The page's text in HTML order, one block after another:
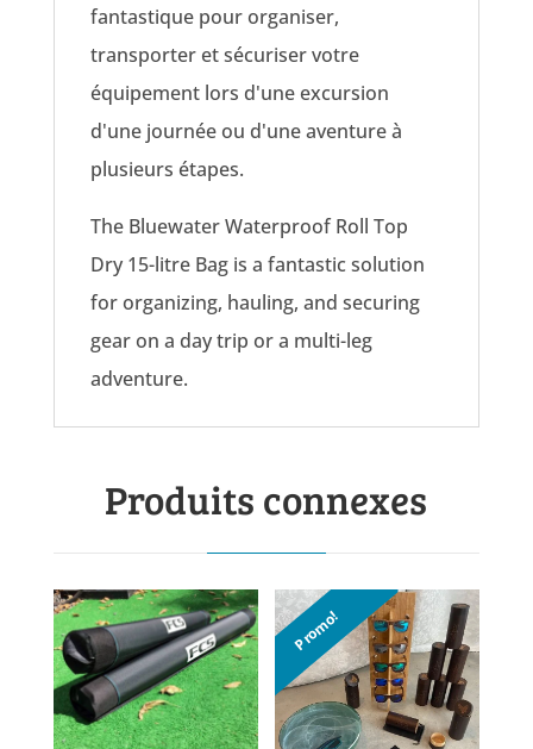
fantastique pour organiser,
transporter et sécuriser votre
équipement lors d'une excursion
d'une journée ou d'une aventure à
plusieurs étapes.
The Bluewater Waterproof Roll Top
Dry 15-litre Bag is a fantastic solution
for organizing, hauling, and securing
gear on a day trip or a multi-leg
adventure.
Produits connexes
Promo!